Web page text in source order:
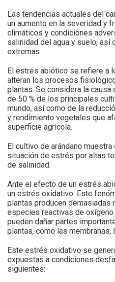
Las tendencias actuales del
un aumento en la severidad y
climáticos y condiciones
salinidad del agua y suelo, así
extremas.
El estrés abiótico se refiere a
alteran los procesos
plantas. Se considera la
de 50 % de los principales
mundo, así como de la
y rendimiento vegetales que
superficie agrícola.
El cultivo de arándano
situación de estrés por altas
de salinidad.
Ante el efecto de un estrés
un estrés oxidativo. Este
plantas producen demasiadas
especies reactivas de oxígeno
pueden dañar partes
plantas, como las membranas,
Este estrés oxidativo se
expuestas a condiciones
siguientes: